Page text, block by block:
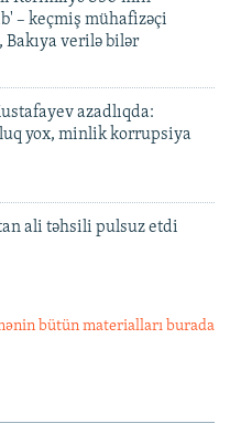
– keçmiş mühafizəçi
verilə bilər
azadlıqda:
yox, minlik korrupsiya
ali təhsili pulsuz etdi
bütün materialları burada